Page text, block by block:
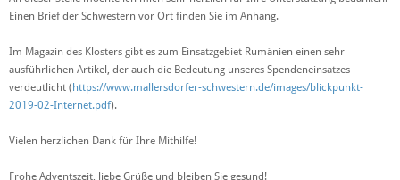
Einen Brief der Schwestern vor Ort finden Sie im Anhang.
Im Magazin des Klosters gibt es zum Einsatzgebiet Rumänien einen sehr
ausführlichen Artikel, der auch die Bedeutung unseres Spendeneinsatzes
verdeutlicht ( https://www.mallersdorfer-schwestern.de/images/blickpunkt-
2019-02-Internet.pdf).
Vielen herzlichen Dank für Ihre Mithilfe!
Frohe Adventszeit, liebe Grüße und bleiben Sie gesund!